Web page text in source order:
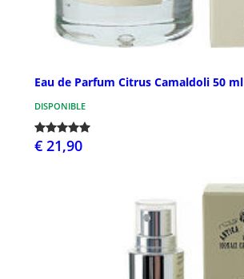
Eau de Parfum Citrus Camaldoli 50 ml
DISPONIBLE
€ 21,90